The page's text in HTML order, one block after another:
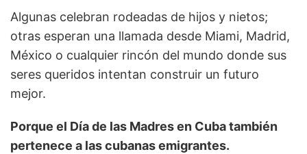
Algunas celebran rodeadas de hijos y nietos;
otras esperan una llamada desde Miami, Madrid,
México o cualquier rincón del mundo donde sus
seres queridos intentan construir un futuro
mejor.
Porque el Día de las Madres en Cuba también
pertenece a las cubanas emigrantes.